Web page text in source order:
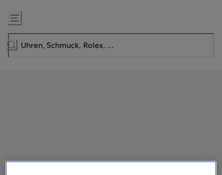
Zum
Inhalt
springen